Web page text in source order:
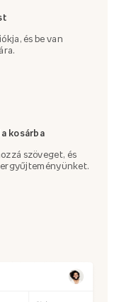
és be van
kosárba
szöveget, és